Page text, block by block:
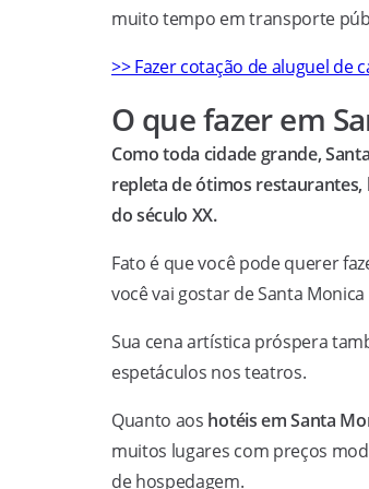
muito tempo em transporte
>> Fazer cotação de aluguel de
O que fazer em
Como toda cidade grande,
repleta de ótimos restaurantes,
do século XX.
Fato é que você pode querer
você vai gostar de Santa
Sua cena artística próspera
espetáculos nos teatros.
Quanto aos hotéis em Santa
muitos lugares com preços
de hospedagem.